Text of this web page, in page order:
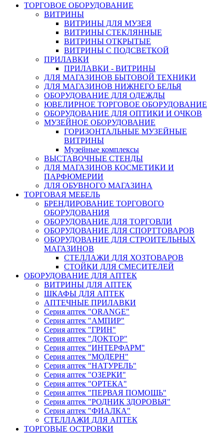
ТОРГОВОЕ ОБОРУДОВАНИЕ
ВИТРИНЫ
ВИТРИНЫ ДЛЯ МУЗЕЯ
ВИТРИНЫ СТЕКЛЯННЫЕ
ВИТРИНЫ ОТКРЫТЫЕ
ВИТРИНЫ С ПОДСВЕТКОЙ
ПРИЛАВКИ
ПРИЛАВКИ - ВИТРИНЫ
ДЛЯ МАГАЗИНОВ БЫТОВОЙ ТЕХНИКИ
ДЛЯ МАГАЗИНОВ НИЖНЕГО БЕЛЬЯ
ОБОРУДОВАНИЕ ДЛЯ ОДЕЖДЫ
ЮВЕЛИРНОЕ ТОРГОВОЕ ОБОРУДОВАНИЕ
ОБОРУДОВАНИЕ ДЛЯ ОПТИКИ И ОЧКОВ
МУЗЕЙНОЕ ОБОРУДОВАНИЕ
ГОРИЗОНТАЛЬНЫЕ МУЗЕЙНЫЕ
ВИТРИНЫ
Музейные комплексы
ВЫСТАВОЧНЫЕ СТЕНДЫ
ДЛЯ МАГАЗИНОВ КОСМЕТИКИ И
ПАРФЮМЕРИИ
ДЛЯ ОБУВНОГО МАГАЗИНА
ТОРГОВАЯ МЕБЕЛЬ
БРЕНДИРОВАНИЕ ТОРГОВОГО
ОБОРУДОВАНИЯ
ОБОРУДОВАНИЕ ДЛЯ ТОРГОВЛИ
ОБОРУДОВАНИЕ ДЛЯ СПОРТТОВАРОВ
ОБОРУДОВАНИЕ ДЛЯ СТРОИТЕЛЬНЫХ
МАГАЗИНОВ
СТЕЛЛАЖИ ДЛЯ ХОЗТОВАРОВ
СТОЙКИ ДЛЯ СМЕСИТЕЛЕЙ
ОБОРУДОВАНИЕ ДЛЯ АПТЕК
ВИТРИНЫ ДЛЯ АПТЕК
ШКАФЫ ДЛЯ АПТЕК
АПТЕЧНЫЕ ПРИЛАВКИ
Серия аптек "ORANGE"
Серия аптек "АМПИР"
Серия аптек "ГРИН"
Серия аптек "ДОКТОР"
Серия аптек "ИНТЕРФАРМ"
Серия аптек "МОДЕРН"
Серия аптек "НАТУРЕЛЬ"
Серия аптек "ОЗЕРКИ"
Серия аптек "ОРТЕКА"
Серия аптек "ПЕРВАЯ ПОМОЩЬ"
Серия аптек "РОДНИК ЗДОРОВЬЯ"
Серия аптек "ФИАЛКА"
СТЕЛЛАЖИ ДЛЯ АПТЕК
ТОРГОВЫЕ ОСТРОВКИ